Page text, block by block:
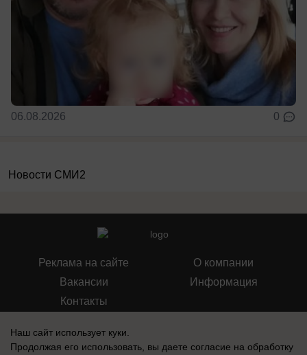
06.08.2026 0
Новости СМИ2
Реклама на сайте
Вакансии
Контакты
О компании
Информация
Наш сайт использует куки.
Продолжая его использовать, вы даете согласие на обработку